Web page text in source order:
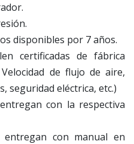
disponibles por 7 años.
certificadas de fábrica
de flujo de aire,
seguridad eléctrica, etc.)
con la respectiva
con manual en